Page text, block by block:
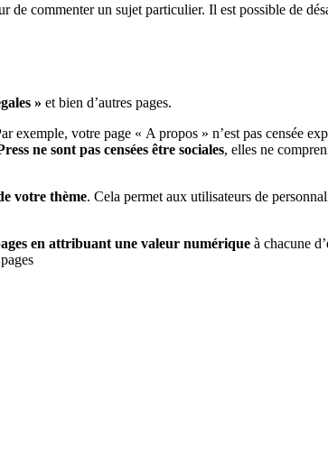
commenter un sujet particulier. Il est possible de
» et bien d’autres pages.
exemple, votre page « A propos » n’est pas censée
ne sont pas censées être sociales, elles ne
votre thème. Cela permet aux utilisateurs de
en attribuant une valeur numérique à chacune